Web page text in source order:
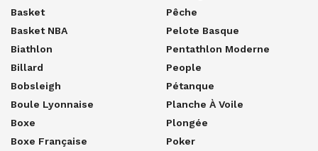
Basket
Basket NBA
Biathlon
Billard
Bobsleigh
Boule Lyonnaise
Boxe
Boxe Française
Pêche
Pelote Basque
Pentathlon Moderne
People
Pétanque
Planche À Voile
Plongée
Poker